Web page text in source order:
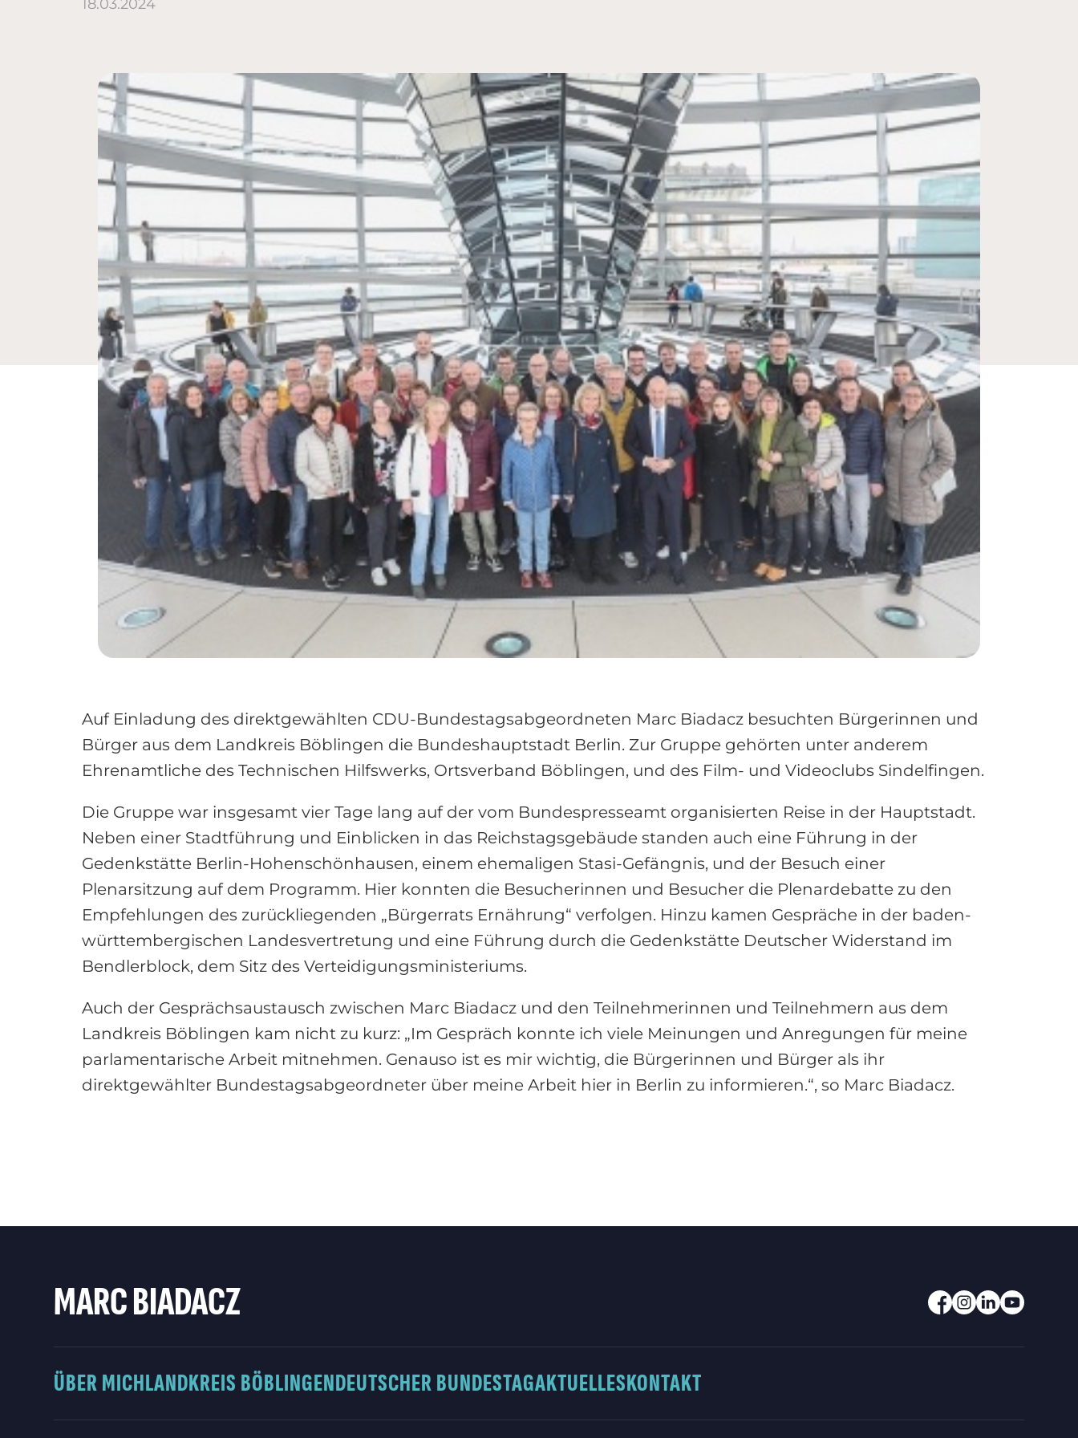
18.03.2024
Auf Einladung des direktgewählten CDU-Bundestagsabgeordneten Marc Biadacz besuchten Bürgerinnen und
Bürger aus dem Landkreis Böblingen die Bundeshauptstadt Berlin. Zur Gruppe gehörten unter anderem
Ehrenamtliche des Technischen Hilfswerks, Ortsverband Böblingen, und des Film- und Videoclubs Sindelfingen.
Die Gruppe war insgesamt vier Tage lang auf der vom Bundespresseamt organisierten Reise in der Hauptstadt.
Neben einer Stadtführung und Einblicken in das Reichstagsgebäude standen auch eine Führung in der
Gedenkstätte Berlin-Hohenschönhausen, einem ehemaligen Stasi-Gefängnis, und der Besuch einer
Plenarsitzung auf dem Programm. Hier konnten die Besucherinnen und Besucher die Plenardebatte zu den
Empfehlungen des zurückliegenden „Bürgerrats Ernährung“ verfolgen. Hinzu kamen Gespräche in der baden-
württembergischen Landesvertretung und eine Führung durch die Gedenkstätte Deutscher Widerstand im
Bendlerblock, dem Sitz des Verteidigungsministeriums.
Auch der Gesprächsaustausch zwischen Marc Biadacz und den Teilnehmerinnen und Teilnehmern aus dem
Landkreis Böblingen kam nicht zu kurz: „Im Gespräch konnte ich viele Meinungen und Anregungen für meine
parlamentarische Arbeit mitnehmen. Genauso ist es mir wichtig, die Bürgerinnen und Bürger als ihr
direktgewählter Bundestagsabgeordneter über meine Arbeit hier in Berlin zu informieren.“, so Marc Biadacz.
MARC BIADACZ
ÜBER MICHLANDKREIS BÖBLINGENDEUTSCHER BUNDESTAGAKTUELLESKONTAKT